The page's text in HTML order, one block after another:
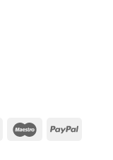
Bank
Maestro